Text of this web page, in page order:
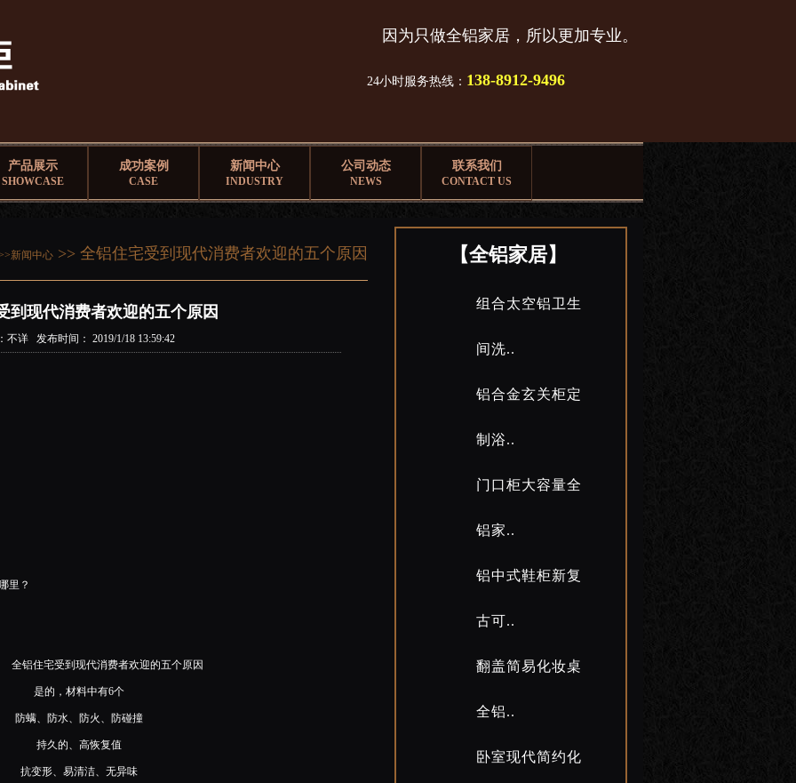
因为只做全铝家居，所以更加专业。
24小时服务热线： 138-8912-9496
产品展示
SHOWCASE
成功案例
CASE
新闻中心
INDUSTRY
公司动态
NEWS
联系我们
CONTACT US
新闻中心 >> 全铝住宅受到现代消费者欢迎的五个原因
到现代消费者欢迎的五个原因
不详 发布时间： 2019/1/18 13:59:42
里？
是的，材料中有6个
防螨、防水、防火、防碰撞
持久的、高恢复值
抗变形、易清洁、无异味
【全铝家居】
组合太空铝卫生
间洗..
铝合金玄关柜定
制浴..
门口柜大容量全
铝家..
铝中式鞋柜新复
古可..
翻盖简易化妆桌
全铝..
卧室现代简约化